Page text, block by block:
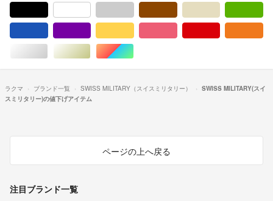
シルバー/銀色系ゴールド/金色系マルチカラー
ラクマ ブランド一覧 SWISS MILITARY（スイスミリタリー）
SWISS MILITARY(スイ
スミリタリー)の値下げアイテム
ページの上へ戻る
注目ブランド一覧